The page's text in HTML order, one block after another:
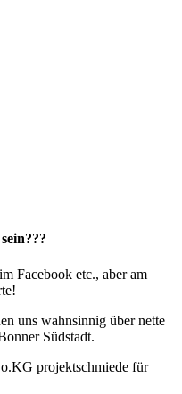
Facebook etc., aber am
uns wahnsinnig über nette
Südstadt.
projektschmiede für